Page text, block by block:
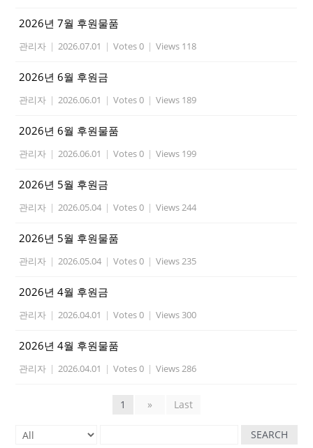
2026년 7월 후원물품
관리자 | 2026.07.01 | Votes 0 | Views 118
2026년 6월 후원금
관리자 | 2026.06.01 | Votes 0 | Views 189
2026년 6월 후원물품
관리자 | 2026.06.01 | Votes 0 | Views 199
2026년 5월 후원금
관리자 | 2026.05.04 | Votes 0 | Views 244
2026년 5월 후원물품
관리자 | 2026.05.04 | Votes 0 | Views 235
2026년 4월 후원금
관리자 | 2026.04.01 | Votes 0 | Views 300
2026년 4월 후원물품
관리자 | 2026.04.01 | Votes 0 | Views 286
1 » Last
SEARCH